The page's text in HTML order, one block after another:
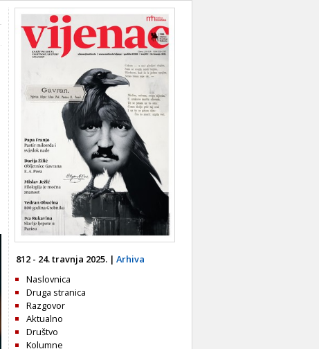
812 - 24. travnja 2025. | Arhiva
Naslovnica
Druga stranica
Razgovor
Aktualno
Društvo
Kolumne